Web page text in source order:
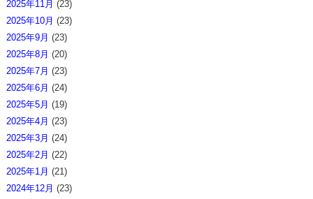
2025年11月 (23)
2025年10月 (23)
2025年9月 (23)
2025年8月 (20)
2025年7月 (23)
2025年6月 (24)
2025年5月 (19)
2025年4月 (23)
2025年3月 (24)
2025年2月 (22)
2025年1月 (21)
2024年12月 (23)